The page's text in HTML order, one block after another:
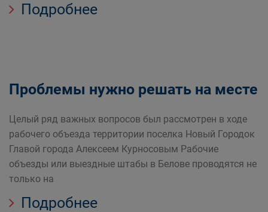
Подробнее
Проблемы нужно решать на месте
Целый ряд важных вопросов был рассмотрен в ходе
рабочего объезда территории поселка Новый Городок
Главой города Алексеем Курносовым Рабочие
объезды или выездные штабы в Белове проводятся не
только на
Подробнее